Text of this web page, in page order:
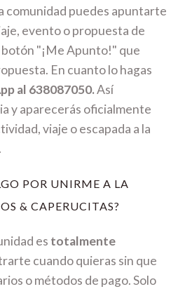
comunidad puedes apuntarte
evento o propuesta de
"¡Me Apunto!" que
En cuanto lo hagas
al 638087050.Así
y aparecerás oficialmente
viaje o escapada a la
POR UNIRME A LA
& CAPERUCITAS?
es totalmente
cuando quieras sin que
o métodos de pago. Solo